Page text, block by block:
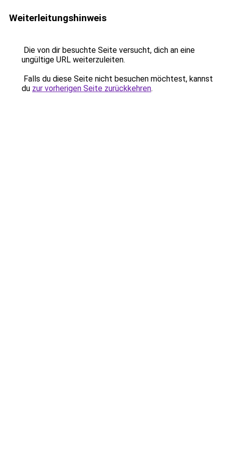
Weiterleitungshinweis
Die von dir besuchte Seite versucht, dich an eine
ungültige URL weiterzuleiten.
Falls du diese Seite nicht besuchen möchtest, kannst
du zur vorherigen Seite zurückkehren.